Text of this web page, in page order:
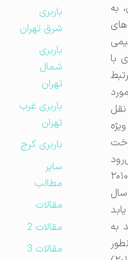
باربری
شرق تهران
باربری
شمال
تهران
باربری غرب
تهران
باربری کرج
مطالب
مقالات
مقالات 2
مقالات 3